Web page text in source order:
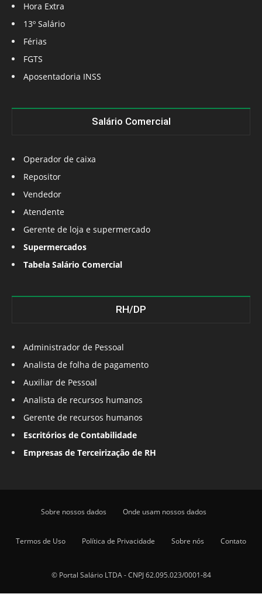
Hora Extra
13º Salário
Férias
FGTS
Aposentadoria INSS
Salário Comercial
Operador de caixa
Repositor
Vendedor
Atendente
Gerente de loja e supermercado
Supermercados
Tabela Salário Comercial
RH/DP
Administrador de Pessoal
Analista de folha de pagamento
Auxiliar de Pessoal
Analista de recursos humanos
Gerente de recursos humanos
Escritórios de Contabilidade
Empresas de Terceirização de RH
Sobre nossos dados Onde usam nossos dados
Termos de Uso Política de Privacidade Sobre nós Contato
© Portal Salário LTDA - CNPJ 62.095.023/0001-84